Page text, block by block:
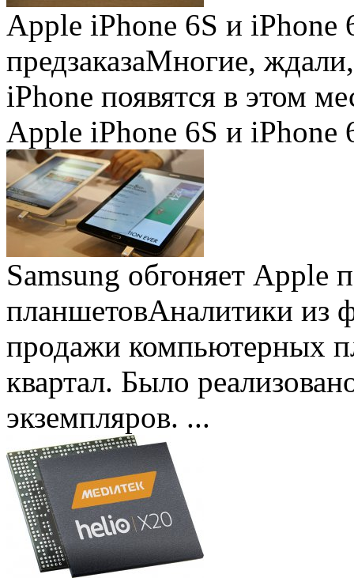
Apple iPhone 6S и iPhone
предзаказаМногие, ждали,
iPhone появятся в этом
Apple iPhone 6S и iPhone
Samsung обгоняет Apple
планшетовАналитики из
продажи компьютерных
квартал. Было
экземпляров. ...